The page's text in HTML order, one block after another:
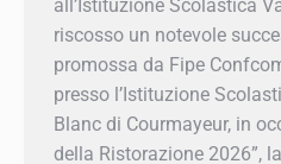
promossa da Fipe
presso l’Istituzione
Blanc di Courmayeur, in
“Giornata della
nazionale dedicata alla